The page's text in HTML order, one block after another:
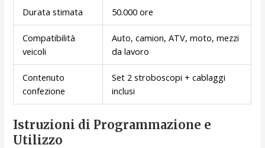
Durata stimata 50.000 ore
Compatibilità
veicoli
Auto, camion, ATV, moto, mezzi
da lavoro
Contenuto
confezione
Set 2 stroboscopi + cablaggi
inclusi
Istruzioni di Programmazione e
Utilizzo